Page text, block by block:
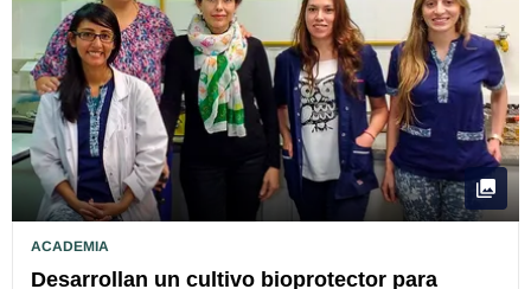
ACADEMIA
Desarrollan un cultivo bioprotector para